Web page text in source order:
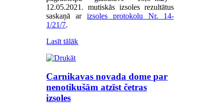
12.05.2021. mutiskās izsoles rezultātus
saskaņā arizsoles protokolu Nr. 14-
1/21/7.
Lasīt tālāk
Carnikavas novada dome par
nenotikušām atzīst četras
izsoles